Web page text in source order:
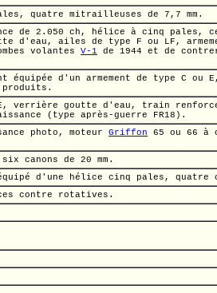
quatre mitrailleuses de 7,7 mm.
de 2.050 ch,
hélice à cinq pales,
d'eau, ailes de type F ou LF,
volantes V-1 de 1944 et de
d'un armement de type C ou E,
E, verrière goutte d'eau, train
(type après-guerre FR18).
photo, moteur Griffon 65 ou 66 à
six canons de 20 mm.
d'une hélice cinq pales, quatre
contre rotatives.